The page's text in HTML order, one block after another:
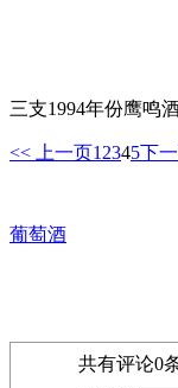
三支1994年份鹰鸣
<< 上一页1 2345下
葡萄酒
共有评论0